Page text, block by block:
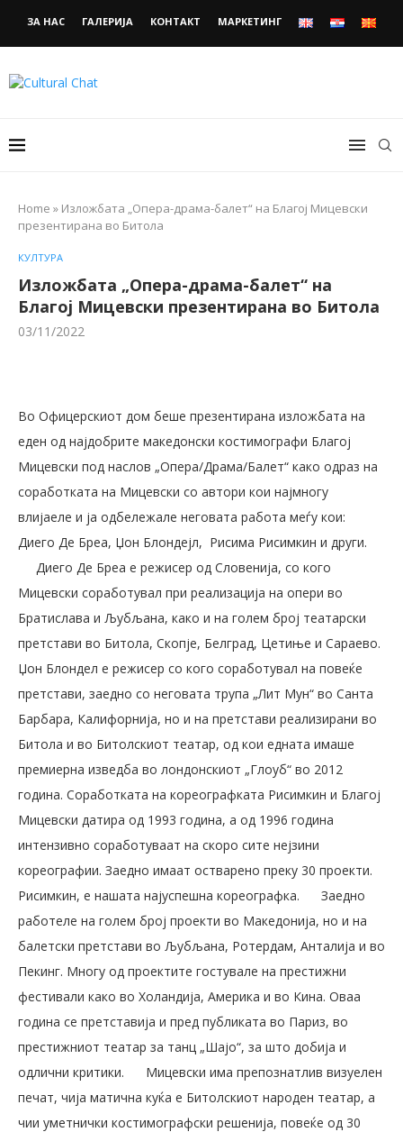
ЗА НАС ГАЛЕРИЈА КОНТАКТ МАРКЕТИНГ
Home » Изложбата „Опера-драма-балет“ на Благој Мицевски
презентирана во Битола
КУЛТУРА
Изложбата „Опера-драма-балет“ на
Благој Мицевски презентирана во Битола
03/11/2022
Во Офицерскиот дом беше презентирана изложбата на
еден од најдобрите македонски костимографи Благој
Мицевски под наслов „Опера/Драма/Балет“ како одраз на
соработката на Мицевски со автори кои најмногу
влијаеле и ја одбележале неговата работа меѓу кои:
Диего Де Бреа, Џон Блондејл, Рисима Рисимкин и други.
Диего Де Бреа е режисер од Словенија, со кого
Мицевски соработувал при реализација на опери во
Братислава и Љубљана, како и на голем број театарски
претстави во Битола, Скопје, Белград, Цетиње и Сараево.
Џон Блондел е режисер со кого соработувал на повеќе
претстави, заедно со неговата трупа „Лит Мун“ во Санта
Барбара, Калифорнија, но и на претстави реализирани во
Битола и во Битолскиот театар, од кои едната имаше
премиерна изведба во лондонскиот „Глоуб“ во 2012
година. Соработката на кореографката Рисимкин и Благој
Мицевски датира од 1993 година, а од 1996 година
интензивно соработуваат на скоро сите нејзини
кореографии. Заедно имаат остварено преку 30 проекти.
Рисимкин, е нашата најуспешна кореографка.
Заедно
работеле на голем број проекти во Македонија, но и на
балетски претстави во Љубљана, Ротердам, Анталија и во
Пекинг. Многу од проектите гостувале на престижни
фестивали како во Холандија, Америка и во Кина. Оваа
година се претставија и пред публиката во Париз, во
престижниот театар за танц „Шајо“, за што добија и
одлични критики.
Мицевски има препознатлив визуелен
печат, чија матична куќа е Битолскиот народен театар, а
чии уметнички костимографски решенија, повеќе од 30